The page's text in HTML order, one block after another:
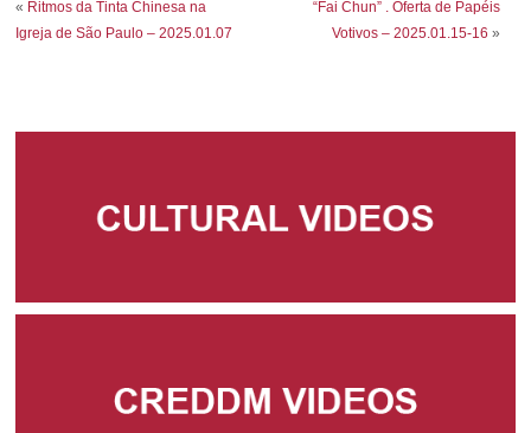
« Ritmos da Tinta Chinesa na
Igreja de São Paulo – 2025.01.07
“Fai Chun” . Oferta de Papéis
Votivos – 2025.01.15-16 »